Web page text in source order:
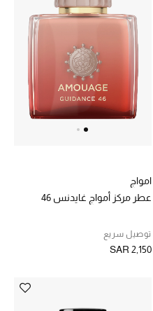
امواج
عطر مركز أمواج غايدنس 46
توصيل سريع
SAR 2,150